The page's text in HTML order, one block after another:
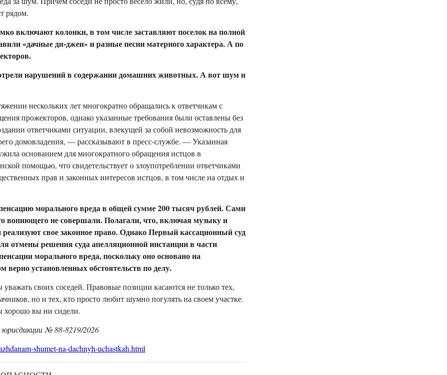
рядом.
включают колонки, в том числе заставляют поселок на полной
«дачные ди-джеи» и разные песни матерного характера. А по
нарушений в содержании домашних животных. А вот шум и
нескольких лет многократно обращались к ответчикам с
прожекторов, однако указанные требования были оставлены без
ответчиками ситуации, влекущей за собой невозможность для
домовладения, — рассказывают в пресс-службе. — Указанная
основанием для многократного обращения истцов в
помощью, что свидетельствует о злоупотреблении ответчиками
прав и законных интересов истцов, в том числе на отдых и
морального вреда в общей сумме 200 тысяч рублей. Сами
вопиющего не совершали. Полагали, что, включая музыку и
свое законное право. Однако Первый кассационный суд
отмены решения суда апелляционной инстанции в части
морального вреда, поскольку оно основано на
установленных обстоятельств по делу.
своих соседей. Правовые позиции касаются не только тех,
но и тех, кто просто любит шумно погулять на своем участке.
хорошо вы ни сидели.
юрисдикции № 88-8219/2026
shumet-na-dachnyh-uchastkah.html